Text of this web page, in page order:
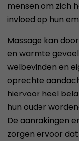
mensen om zich
invloed op hun
Massage kan
en warmte
welbevinden en
oprechte
hiervoor heel
hun ouder
De aanrakingen
zorgen ervoor dat